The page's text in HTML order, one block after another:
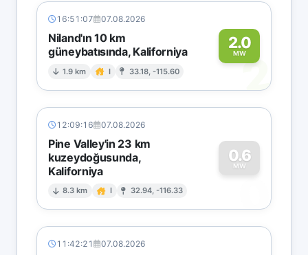
16:51:07 07.08.2026
Niland'ın 10 km
güneybatısında, Kaliforniya
1.9 km I 33.18, -115.60
2.0
MW2
12:09:16 07.08.2026
Pine Valley'in 23 km
kuzeydoğusunda,
Kaliforniya
8.3 km I 32.94, -116.33
0.6
MW
0
11:42:21 07.08.2026